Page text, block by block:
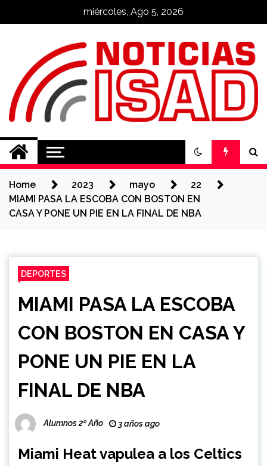
miércoles, Ago 5, 2026
Noticias ISAD
REALIZADO POR NUESTROS
Home 2023 mayo
22
MIAMI PASA LA ESCOBA CON BOSTON EN
CASA Y PONE UN PIE EN LA FINAL DE NBA
DEPORTES
MIAMI PASA LA ESCOBA
CON BOSTON EN CASA Y
PONE UN PIE EN LA
FINAL DE NBA
Alumnos 2º Año 3 años ago
Miami Heat vapulea a los Celtics